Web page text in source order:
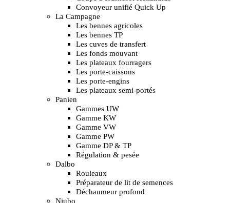
Convoyeur unifié Quick Up
La Campagne
Les bennes agricoles
Les bennes TP
Les cuves de transfert
Les fonds mouvant
Les plateaux fourragers
Les porte-caissons
Les porte-engins
Les plateaux semi-portés
Panien
Gammes UW
Gamme KW
Gamme VW
Gamme PW
Gamme DP & TP
Régulation & pesée
Dalbo
Rouleaux
Préparateur de lit de semences
Déchaumeur profond
Niubo